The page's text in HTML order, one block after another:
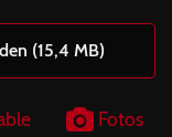
(15,4 MB)
Fotos